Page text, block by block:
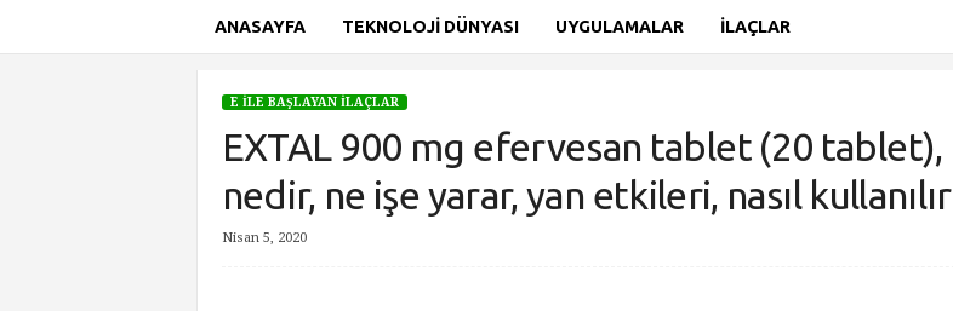
ANASAYFA TEKNOLOJI DÜNYASI UYGULAMALAR İLAÇLAR
Ana Sayfa E İle Başlayan İlaçlar
E İLE BAŞLAYAN İLAÇLAR
EXTAL 900 mg efervesan tablet (20 tablet),
nedir, ne işe yarar, yan etkileri, nasıl kullanılır
Nisan 5, 2020